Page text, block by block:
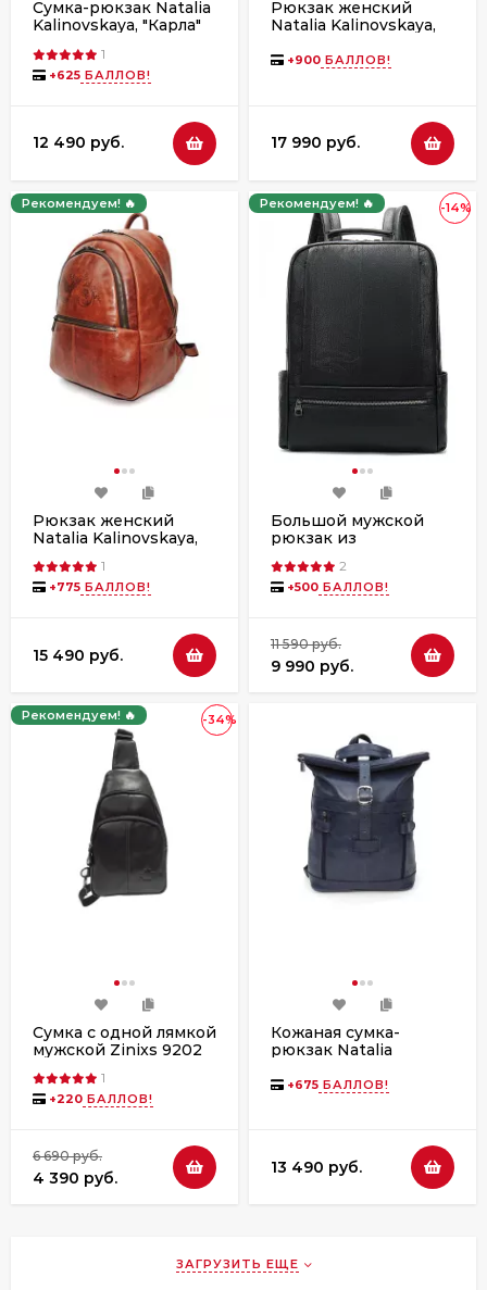
Сумка-рюкзак Natalia
Kalinovskaya, "Карла"
1
+625 БАЛЛОВ!
12 490 руб.
Рюкзак женский
Natalia Kalinovskaya,
коричневый
+900 БАЛЛОВ!
17 990 руб.
Рекомендуем! 🔥
Рюкзак женский
Natalia Kalinovskaya,
рыжий/коричневый
1
+775 БАЛЛОВ!
15 490 руб.
-14%
Рекомендуем! 🔥
Большой мужской
рюкзак из
8723 чёрный
2
+500 БАЛЛОВ!
11 590 руб.
9 990 руб.
-34%
Рекомендуем! 🔥
Сумка с одной лямкой
мужской Zinixs 9202
1
+220 БАЛЛОВ!
6 690 руб.
4 390 руб.
Кожаная сумка-
рюкзак Natalia
синяя
+675 БАЛЛОВ!
13 490 руб.
ЗАГРУЗИТЬ ЕЩЕ